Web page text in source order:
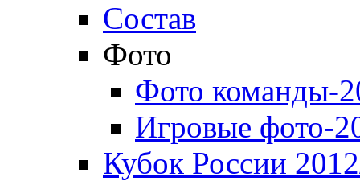
Состав
Фото
Фото команды-
Игровые фото-
Кубок России